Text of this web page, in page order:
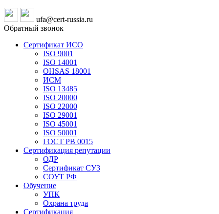
ufa@cert-russia.ru
Обратный звонок
Сертификат ИСО
ISO 9001
ISO 14001
OHSAS 18001
ИСМ
ISO 13485
ISO 20000
ISO 22000
ISO 29001
ISO 45001
ISO 50001
ГОСТ РВ 0015
Сертификация репутации
ОДР
Сертификат СУЗ
СОУТ РФ
Обучение
УПК
Охрана труда
Сертификация